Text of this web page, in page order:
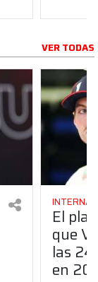
VER TODAS
El
que
las
en